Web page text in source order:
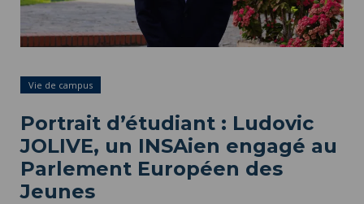
Vie de campus
Portrait d’étudiant : Ludovic
JOLIVE, un INSAien engagé au
Parlement Européen des
Jeunes